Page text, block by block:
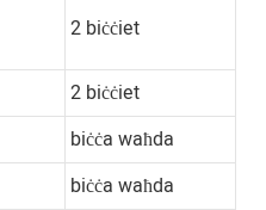
2 biċċiet
2 biċċiet
biċċa waħda
biċċa waħda